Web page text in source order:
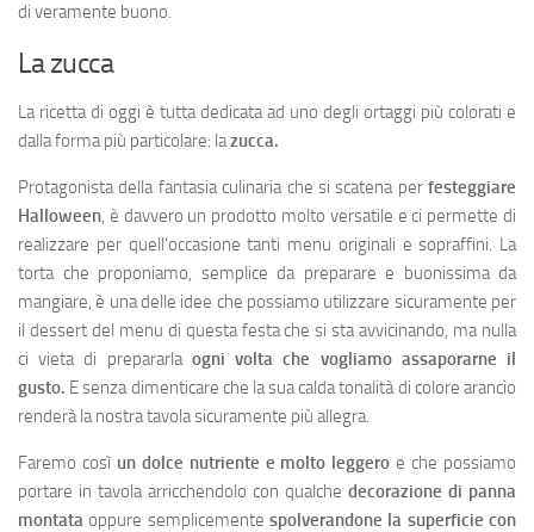
di veramente buono.
La zucca
La ricetta di oggi è tutta dedicata ad uno degli ortaggi più colorati e
dalla forma più particolare: lazucca.
Protagonista della fantasia culinaria che si scatena per festeggiare
Halloween, è davvero un prodotto molto versatile e ci permette di
realizzare per quell’occasione tanti menu originali e sopraffini. La
torta che proponiamo, semplice da preparare e buonissima da
mangiare, è una delle idee che possiamo utilizzare sicuramente per
il dessert del menu di questa festa che si sta avvicinando, ma nulla
ci vieta di prepararla ogni volta che vogliamo assaporarne il
gusto. E senza dimenticare che la sua calda tonalità di colore arancio
renderà la nostra tavola sicuramente più allegra.
Faremo così un dolce nutriente e molto leggero e che possiamo
portare in tavola arricchendolo con qualche decorazione di panna
montata oppure semplicemente spolverandone la superficie con